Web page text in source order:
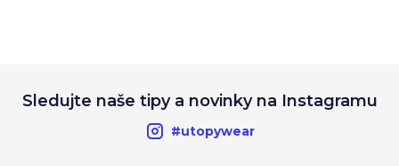
Sledujte naše tipy a novinky na Instagramu
#utopywear